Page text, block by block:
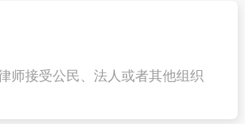
师接受公民、法人或者其他组织